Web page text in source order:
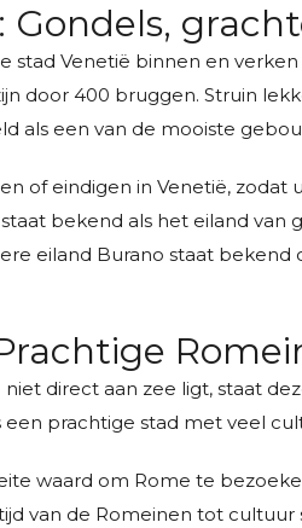
Gondels,
stad Venetië binnen en
door 400 bruggen. Struin
als een van de mooiste
of eindigen in Venetië,
bekend als het eiland
eiland Burano staat
direct aan zee ligt, staat
prachtige stad met veel
waard om Rome te
van de Romeinen tot